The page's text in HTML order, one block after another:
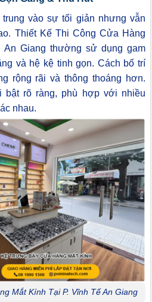
vào sự tối giản nhưng vẫn
Thiết Kế Thi Công Cửa Hàng
An Giang thường sử dụng gam
và hệ kệ tinh gọn. Cách bố trí
rộng rãi và thông thoáng hơn.
bật rõ ràng, phù hợp với nhiều
nhau.
Mắt Kính Tại P. Vĩnh Tế An Giang